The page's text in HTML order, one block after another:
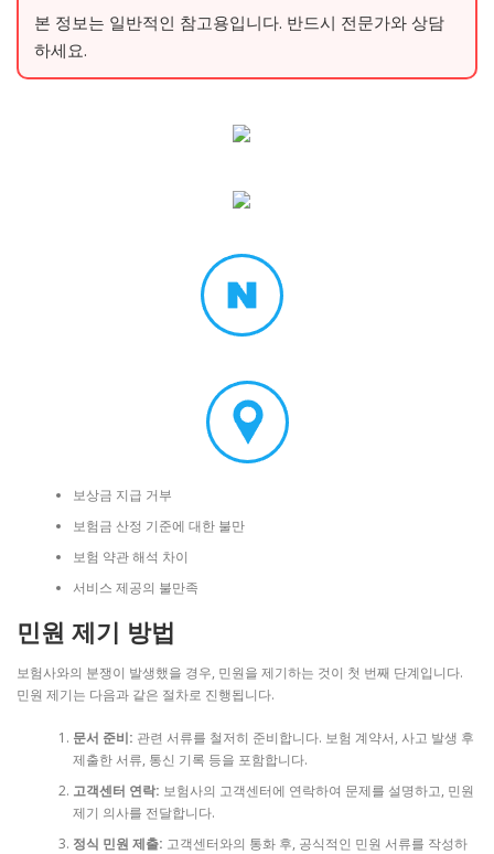
본 정보는 일반적인 참고용입니다. 반드시 전문가와 상담
하세요.
보상금 지급 거부
보험금 산정 기준에 대한 불만
보험 약관 해석 차이
서비스 제공의 불만족
민원 제기 방법
보험사와의 분쟁이 발생했을 경우, 민원을 제기하는 것이 첫 번째 단계입니다.
민원 제기는 다음과 같은 절차로 진행됩니다.
문서 준비: 관련 서류를 철저히 준비합니다. 보험 계약서, 사고 발생 후
제출한 서류, 통신 기록 등을 포함합니다.
고객센터 연락: 보험사의 고객센터에 연락하여 문제를 설명하고, 민원
제기 의사를 전달합니다.
정식 민원 제출: 고객센터와의 통화 후, 공식적인 민원 서류를 작성하